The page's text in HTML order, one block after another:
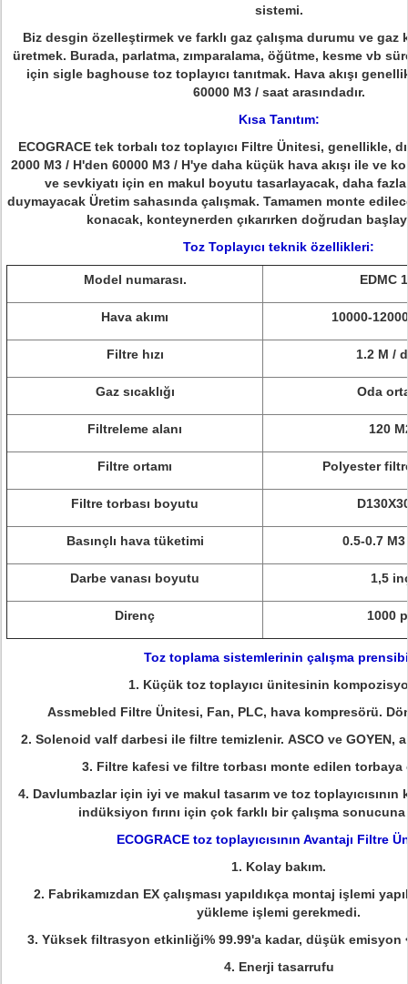
sistemi.
Biz desgin özelleştirmek ve farklı gaz çalışma durumu ve
üretmek. Burada, parlatma, zımparalama, öğütme, kesme vb
için sigle baghouse toz toplayıcı tanıtmak. Hava akışı
60000 M3 / saat arasındadır.
Kısa Tanıtım:
ECOGRACE tek torbalı toz toplayıcı Filtre Ünitesi, genellikle,
2000 M3 / H'den 60000 M3 / H'ye daha küçük hava akışı ile ve
ve sevkiyatı için en makul boyutu tasarlayacak, daha
duymayacak Üretim sahasında çalışmak. Tamamen monte
konacak, konteynerden çıkarırken doğrudan
Toz Toplayıcı teknik özellikleri:
Model numarası. EDMC
Hava akımı 10000-
Filtre hızı 1.2 M /
Gaz sıcaklığı Oda
Filtreleme alanı 120
Filtre ortamı Polyester
Filtre torbası boyutu
Basınçlı hava tüketimi 0.5-0.7
Darbe vanası boyutu 1,5
Direnç 1000
Toz toplama sistemlerinin çalışma
1. Küçük toz toplayıcı ünitesinin
Assmebled Filtre Ünitesi, Fan, PLC, hava kompresörü.
2. Solenoid valf darbesi ile filtre temizlenir. ASCO ve GOYEN,
3. Filtre kafesi ve filtre torbası monte edilen torbaya
4. Davlumbazlar için iyi ve makul tasarım ve toz
indüksiyon fırını için çok farklı bir çalışma sonucuna
ECOGRACE toz toplayıcısının Avantajı Filtre
1. Kolay bakım.
2. Fabrikamızdan EX çalışması yapıldıkça montaj işlemi
yükleme işlemi gerekmedi.
3. Yüksek filtrasyon etkinliği% 99.99'a kadar, düşük emisyon
4. Enerji tasarrufu